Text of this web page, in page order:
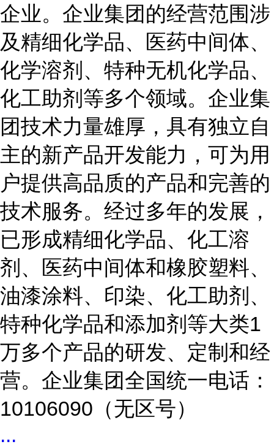
企业。企业集团的经营范围涉
及精细化学品、医药中间体、
化学溶剂、特种无机化学品、
化工助剂等多个领域。企业集
团技术力量雄厚，具有独立自
主的新产品开发能力，可为用
户提供高品质的产品和完善的
技术服务。经过多年的发展，
已形成精细化学品、化工溶
剂、医药中间体和橡胶塑料、
油漆涂料、印染、化工助剂、
特种化学品和添加剂等大类1
万多个产品的研发、定制和经
营。企业集团全国统一电话：
10106090（无区号）
...